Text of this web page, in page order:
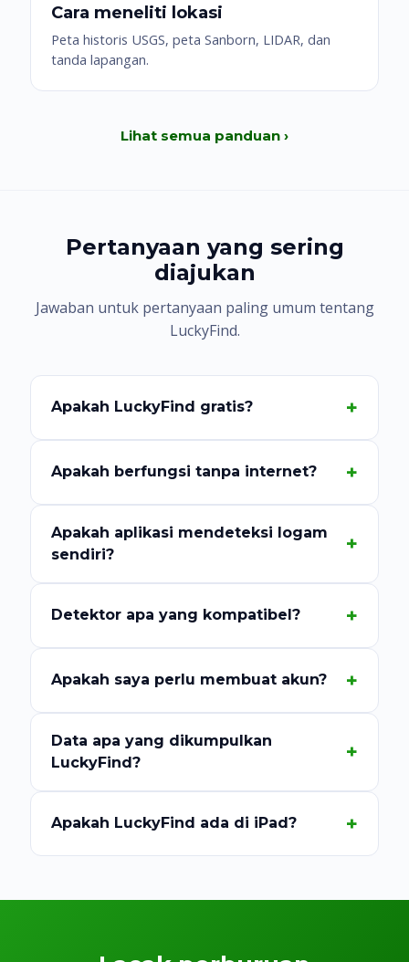
Cara meneliti lokasi
Peta historis USGS, peta Sanborn, LIDAR, dan
tanda lapangan.
Lihat semua panduan ›
Pertanyaan yang sering
diajukan
Jawaban untuk pertanyaan paling umum tentang
LuckyFind.
Apakah LuckyFind gratis?
Apakah berfungsi tanpa internet?
Apakah aplikasi mendeteksi logam
sendiri?
Detektor apa yang kompatibel?
Apakah saya perlu membuat akun?
Data apa yang dikumpulkan
LuckyFind?
Apakah LuckyFind ada di iPad?